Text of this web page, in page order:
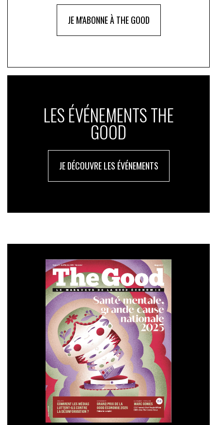
JE M'ABONNE À THE GOOD
LES ÉVÉNEMENTS THE
GOOD
JE DÉCOUVRE LES ÉVÉNEMENTS